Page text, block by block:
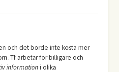
och det borde inte kosta mer
Tf arbetar för billigare och
informationi olika